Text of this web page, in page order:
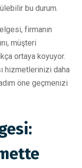
bu durum.
firmanın
müşteri
ortaya koyuyor.
hizmetlerinizi daha
öne geçmenizi